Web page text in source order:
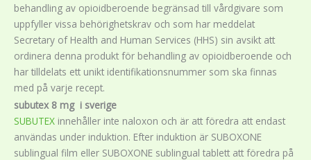
behandling av opioidberoende begränsad till vårdgivare som
uppfyller vissa behörighetskrav och som har meddelat
Secretary of Health and Human Services (HHS) sin avsikt att
ordinera denna produkt för behandling av opioidberoende och
har tilldelats ett unikt identifikationsnummer som ska finnas
med på varje recept.
subutex 8 mg i sverige
SUBUTEX innehåller inte naloxon och är att föredra att endast
användas under induktion. Efter induktion är SUBOXONE
sublingual film eller SUBOXONE sublingual tablett att föredra på